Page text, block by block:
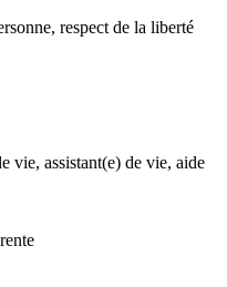
respect de la liberté
vie, assistant(e) de vie, aide